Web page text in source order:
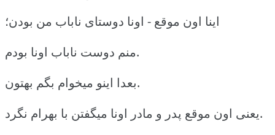
اینا اون موقع - اونا دوستای ناباب من بودن؛
منم دوست ناباب اونا بودم.
بعدا اینو میخوام بگم بهتون.
یعنی اون موقع پدر و مادر اونا میگفتن با بهرام نگرد.